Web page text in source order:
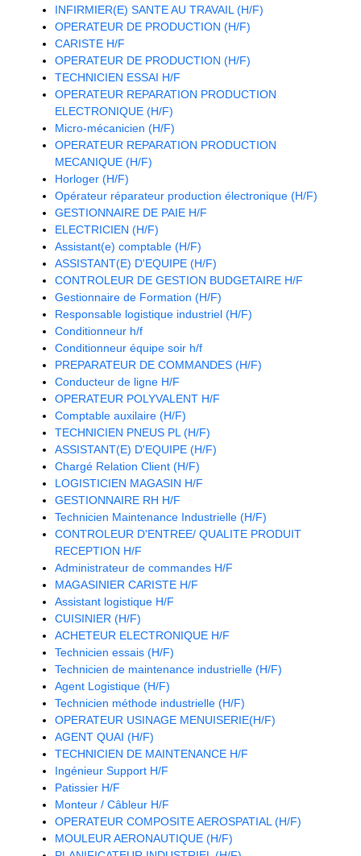
INFIRMIER(E) SANTE AU TRAVAIL (H/F)
OPERATEUR DE PRODUCTION (H/F)
CARISTE H/F
OPERATEUR DE PRODUCTION (H/F)
TECHNICIEN ESSAI H/F
OPERATEUR REPARATION PRODUCTION
ELECTRONIQUE (H/F)
Micro-mécanicien (H/F)
OPERATEUR REPARATION PRODUCTION
MECANIQUE (H/F)
Horloger (H/F)
Opérateur réparateur production électronique (H/F)
GESTIONNAIRE DE PAIE H/F
ELECTRICIEN (H/F)
Assistant(e) comptable (H/F)
ASSISTANT(E) D'EQUIPE (H/F)
CONTROLEUR DE GESTION BUDGETAIRE H/F
Gestionnaire de Formation (H/F)
Responsable logistique industriel (H/F)
Conditionneur h/f
Conditionneur équipe soir h/f
PREPARATEUR DE COMMANDES (H/F)
Conducteur de ligne H/F
OPERATEUR POLYVALENT H/F
Comptable auxilaire (H/F)
TECHNICIEN PNEUS PL (H/F)
ASSISTANT(E) D'EQUIPE (H/F)
Chargé Relation Client (H/F)
LOGISTICIEN MAGASIN H/F
GESTIONNAIRE RH H/F
Technicien Maintenance Industrielle (H/F)
CONTROLEUR D'ENTREE/ QUALITE PRODUIT
RECEPTION H/F
Administrateur de commandes H/F
MAGASINIER CARISTE H/F
Assistant logistique H/F
CUISINIER (H/F)
ACHETEUR ELECTRONIQUE H/F
Technicien essais (H/F)
Technicien de maintenance industrielle (H/F)
Agent Logistique (H/F)
Technicien méthode industrielle (H/F)
OPERATEUR USINAGE MENUISERIE(H/F)
AGENT QUAI (H/F)
TECHNICIEN DE MAINTENANCE H/F
Ingénieur Support H/F
Patissier H/F
Monteur / Câbleur H/F
OPERATEUR COMPOSITE AEROSPATIAL (H/F)
MOULEUR AERONAUTIQUE (H/F)